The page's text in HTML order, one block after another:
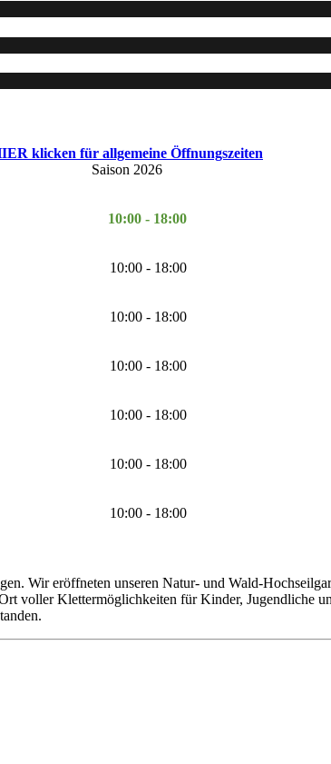
klicken für allgemeine Öffnungszeiten
Saison 2026
10:00 - 18:00
10:00 - 18:00
10:00 - 18:00
10:00 - 18:00
10:00 - 18:00
10:00 - 18:00
10:00 - 18:00
Wir eröffneten unseren Natur- und Wald-
voller Klettermöglichkeiten für Kinder, Jugendliche